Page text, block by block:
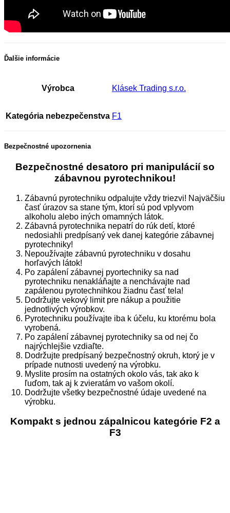
Ďalšie informácie
Výrobca Klásek Trading s.r.o.
Kategória nebezpečenstva F1
Bezpečnostné upozornenia
Bezpečnostné desatoro pri manipulácií so
zábavnou pyrotechnikou!
Zábavnú pyrotechniku odpalujte vždy triezvi! Najväčšiu
časť úrazov sa stane tým, ktorí sú pod vplyvom
alkoholu alebo iných omamných látok.
Zábavná pyrotechnika nepatrí do rúk detí, ktoré
nedosiahli predpísaný vek danej kategórie zábavnej
pyrotechniky!
Nepoužívajte zábavnú pyrotechniku v dosahu
horľavých látok!
Po zapálení zábavnej pyortechniky sa nad
pyrotechniku nenakláňajte a nenchávajte nad
zapálenou pyrotechnihkou žiadnu časť tela!
Dodržujte vekový limit pre nákup a použitie
jednotlivých výrobkov.
Pyrotechniku používajte iba k účelu, ku ktorému bola
vyrobená.
Po zapálení zábavnej pyrotechniky sa od nej čo
najrýchlejšie vzdiaľte.
Dodržujte predpísaný bezpečnostný okruh, ktorý je v
prípade nutnosti uvedený na výrobku.
Myslite prosím na ostatných okolo vás, tak ako k
ľuďom, tak aj k zvieratám vo vašom okolí.
Dodržujte všetky bezpečnostné údaje uvedené na
výrobku.
Kompakt s jednou zápalnicou kategórie F2 a
F3